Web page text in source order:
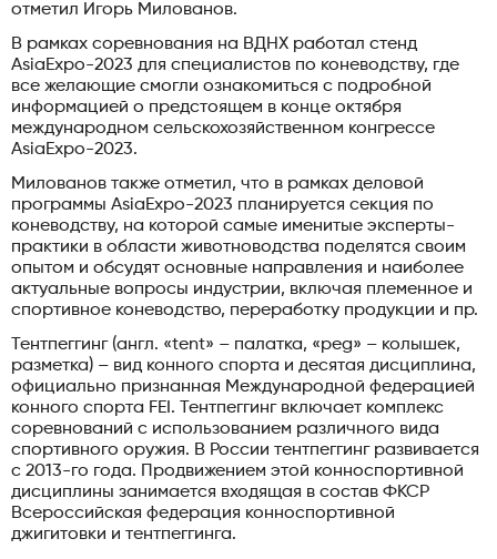
отметил Игорь Милованов.
В рамках соревнования на ВДНХ работал стенд
AsiaExpo-2023 для специалистов по коневодству, где
все желающие смогли ознакомиться с подробной
информацией о предстоящем в конце октября
международном сельскохозяйственном конгрессе
AsiaExpo-2023.
Милованов также отметил, что в рамках деловой
программы AsiaExpo-2023 планируется секция по
коневодству, на которой самые именитые эксперты-
практики в области животноводства поделятся своим
опытом и обсудят основные направления и наиболее
актуальные вопросы индустрии, включая племенное и
спортивное коневодство, переработку продукции и пр.
Тентпеггинг (англ. «tent» – палатка, «peg» – колышек,
разметка) – вид конного спорта и десятая дисциплина,
официально признанная Международной федерацией
конного спорта FEI. Тентпеггинг включает комплекс
соревнований с использованием различного вида
спортивного оружия. В России тентпеггинг развивается
с 2013-го года. Продвижением этой конноспортивной
дисциплины занимается входящая в состав ФКСР
Всероссийская федерация конноспортивной
джигитовки и тентпеггинга.